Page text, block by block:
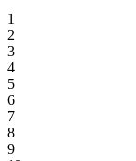
1
2
3
4
5
6
7
8
9